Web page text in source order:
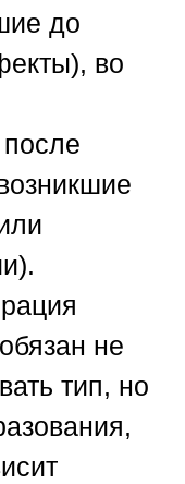
до
во
обязан не
тип, но